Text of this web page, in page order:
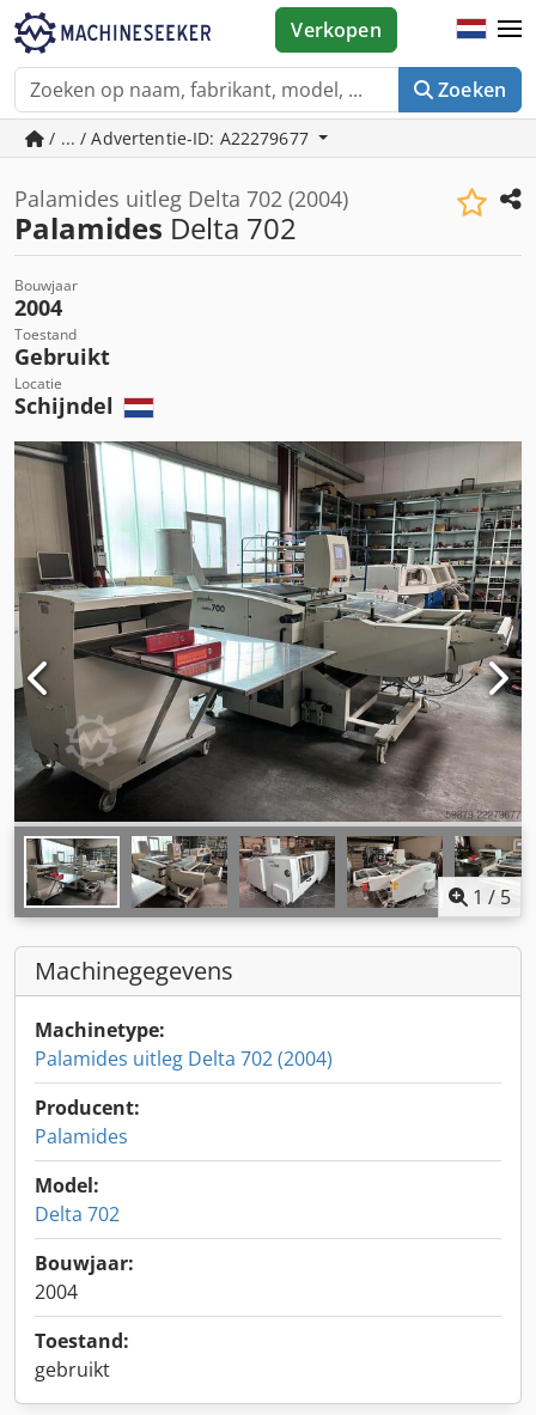
Zoeken
Verkopen
/ ... / Advertentie-ID: A22279677
Palamides uitleg Delta 702 (2004)
Palamides Delta 702
Bouwjaar
2004
Toestand
Gebruikt
Locatie
Schijndel
1 / 5
Machinegegevens
Machinetype:
Palamides uitleg Delta 702 (2004)
Producent:
Palamides
Model:
Delta 702
Bouwjaar:
2004
Toestand:
gebruikt